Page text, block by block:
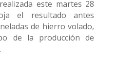
este martes 28
el resultado antes
de hierro volado,
de la producción de